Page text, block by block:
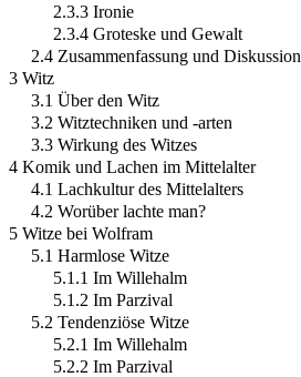
2.3.3 Ironie
2.3.4 Groteske und Gewalt
2.4 Zusammenfassung und Diskussion
3 Witz
3.1 Über den Witz
3.2 Witztechniken und -arten
3.3 Wirkung des Witzes
4 Komik und Lachen im Mittelalter
4.1 Lachkultur des Mittelalters
4.2 Worüber lachte man?
5 Witze bei Wolfram
5.1 Harmlose Witze
5.1.1 Im Willehalm
5.1.2 Im Parzival
5.2 Tendenziöse Witze
5.2.1 Im Willehalm
5.2.2 Im Parzival